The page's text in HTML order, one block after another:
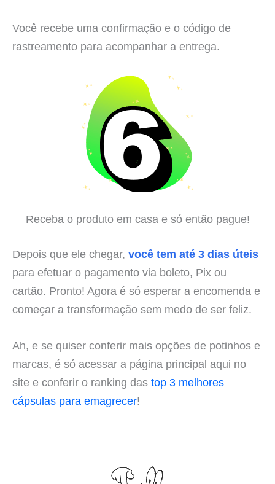
Você recebe uma confirmação e o código de
rastreamento para acompanhar a entrega.
Receba o produto em casa e só então pague!
Depois que ele chegar, você tem até 3 dias úteis
para efetuar o pagamento via boleto, Pix ou
cartão. Pronto! Agora é só esperar a encomenda e
começar a transformação sem medo de ser feliz.
Ah, e se quiser conferir mais opções de potinhos e
marcas, é só acessar a página principal aqui no
site e conferir o ranking das top 3 melhores
cápsulas para emagrecer!